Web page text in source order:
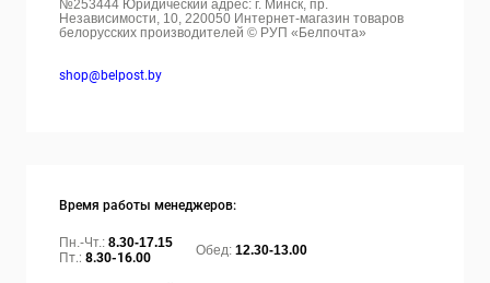
№253444 Юридический адрес: г. Минск, пр.
Независимости, 10, 220050 Интернет-магазин товаров
белорусских производителей © РУП «Белпочта»
shop@belpost.by
Время работы менеджеров:
Пн.-Чт.: 8.30-17.15
Пт.: 8.30-16.00 Обед: 12.30-13.00